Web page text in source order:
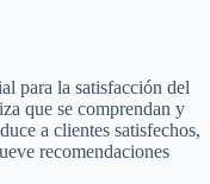
para la satisfacción del
que se comprendan y
a clientes satisfechos,
recomendaciones